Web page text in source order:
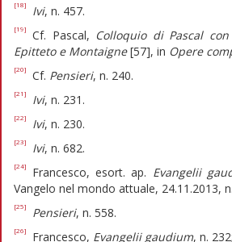
[18] Ivi, n. 457.
[19] Cf. Pascal, Colloquio di Pascal
Epitteto e Montaigne[57], in Opere
[20] Cf. Pensieri, n. 240.
[21] Ivi, n. 231.
[22] Ivi, n. 230.
[23] Ivi, n. 682.
[24] Francesco, esort. ap. Evangelii
Vangelo nel mondo attuale, 24.11.2013,
[25] Pensieri, n. 558.
[26] Francesco, Evangelii gaudium, n. 232;